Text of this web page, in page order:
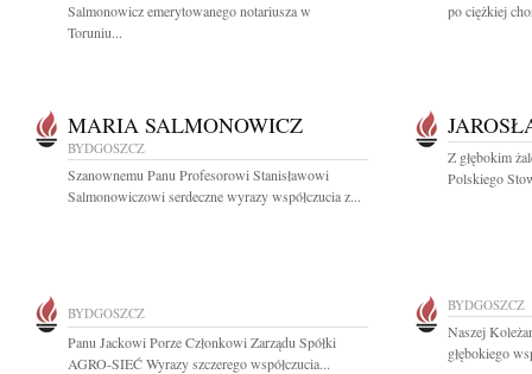
Salmonowicz emerytowanego notariusza w
Toruniu...
po ciężkiej
MARIA SALMONOWICZ
BYDGOSZCZ
Szanownemu Panu Profesorowi Stanisławowi
Salmonowiczowi serdeczne wyrazy współczucia z...
Z głębokim
Polskiego
BYDGOSZCZ
Panu Jackowi Porze Członkowi Zarządu Spółki
AGRO-SIEĆ Wyrazy szczerego współczucia...
BYDGOSZCZ
Naszej
głębokiego